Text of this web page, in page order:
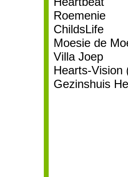
Roemenie
ChildsLife
Moesie de
Villa Joep
Hearts-Vision
Gezinshuis